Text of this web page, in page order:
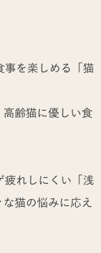
事を楽しめる「猫
高齢猫に優しい食
疲れしにくい「浅
猫の悩みに応え